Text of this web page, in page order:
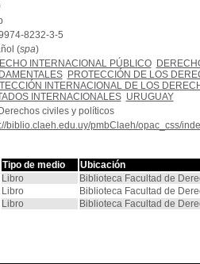
8232-3-5
(spa)
INTERNACIONAL PÚBLICO
PROTECCIÓN DE LOS
INTERNACIONAL DE LOS
INTERNACIONALES URUGUAY
Derechos civiles y políticos
biblio.claeh.edu.uy/pmbClaeh/opac_css/
Tipo de medio Ubicación
Libro Biblioteca Facultad de
Libro Biblioteca Facultad de
Libro Biblioteca Facultad de